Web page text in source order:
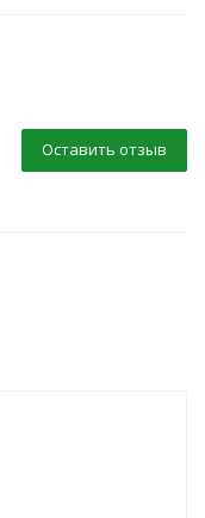
Оставить отзыв